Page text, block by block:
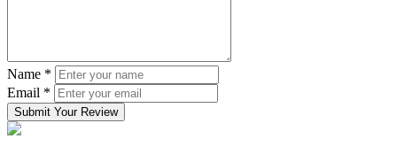
Name *
Email *
Submit Your Review